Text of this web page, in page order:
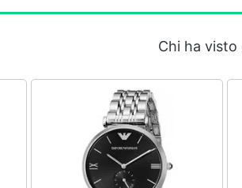
Chi ha